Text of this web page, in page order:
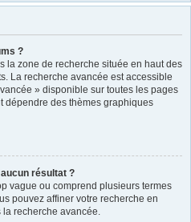
?
la zone de recherche située en haut des
La recherche avancée est accessible
» disponible sur toutes les pages
dépendre des thèmes graphiques
résultat ?
vague ou comprend plusieurs termes
pouvez affiner votre recherche en
recherche avancée.